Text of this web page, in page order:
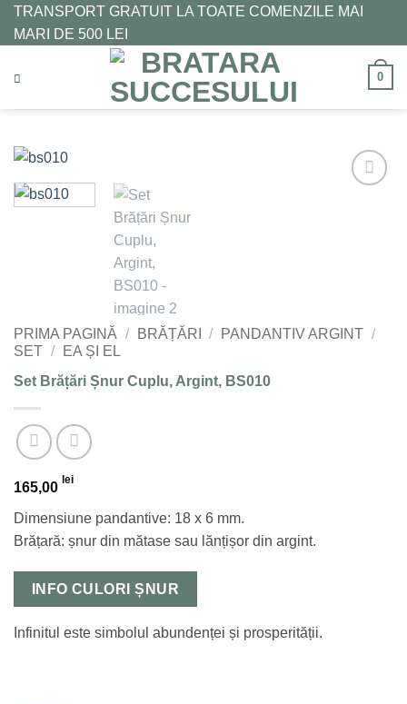
SkipTRANSPORT GRATUIT LA TOATE COMENZILE MAI
MARI DE 500 LEI
0
PRIMA PAGINĂ / BRĂȚĂRI / PANDANTIV ARGINT /
SET /
EA ȘI EL
Set Brățări Șnur Cuplu, Argint, BS010
165,00 lei
Dimensiune pandantive: 18 x 6 mm.
Brățară: șnur din mătase sau lănțișor din argint.
INFO CULORI ȘNUR
Infinitul este simbolul abundenței și prosperității.